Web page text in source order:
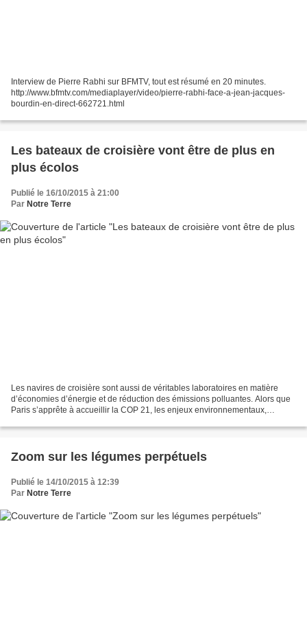
Interview de Pierre Rabhi sur BFMTV, tout est résumé en 20 minutes.
http://www.bfmtv.com/mediaplayer/video/pierre-rabhi-face-a-jean-jacques-
bourdin-en-direct-662721.html
Les bateaux de croisière vont être de plus en
plus écolos
Publié le 16/10/2015 à 21:00
Par Notre Terre
Les navires de croisière sont aussi de véritables laboratoires en matière
d’économies d’énergie et de réduction des émissions polluantes. Alors que
Paris s’apprête à accueillir la COP 21, les enjeux environnementaux,
Zoom sur les légumes perpétuels
Publié le 14/10/2015 à 12:39
Par Notre Terre